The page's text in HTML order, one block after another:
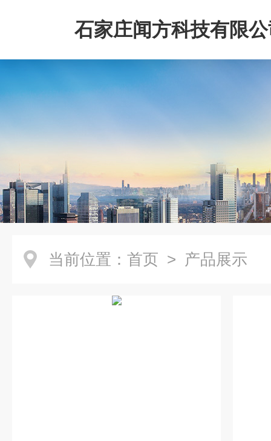
石家庄闻方科技有限
当前位置： 首页 > 产品展示